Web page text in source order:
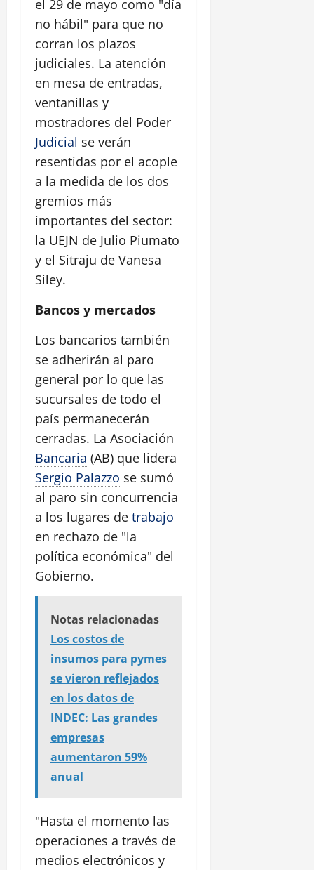
el 29 de mayo como "día
no hábil" para que no
corran los plazos
judiciales. La atención
en mesa de entradas,
ventanillas y
mostradores del Poder
Judicial se verán
resentidas por el acople
a la medida de los dos
gremios más
importantes del sector:
la UEJN de Julio Piumato
y el Sitraju de Vanesa
Siley.
Bancos y mercados
Los bancarios también
se adherirán al paro
general por lo que las
sucursales de todo el
país permanecerán
cerradas. La Asociación
Bancaria (AB) que lidera
Sergio Palazzo se sumó
al paro sin concurrencia
a los lugares de trabajo
en rechazo de "la
política económica" del
Gobierno.
Notas relacionadas
Los costos de
insumos para pymes
se vieron reflejados
en los datos de
INDEC: Las grandes
empresas
aumentaron 59%
anual
"Hasta el momento las
operaciones a través de
medios electrónicos y